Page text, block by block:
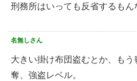
刑務所はいっても反省するもん
名無しさん
大きい掛け布団盗むとか、も
奪、強盗レベル。